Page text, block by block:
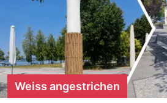
Weiss angestrichen